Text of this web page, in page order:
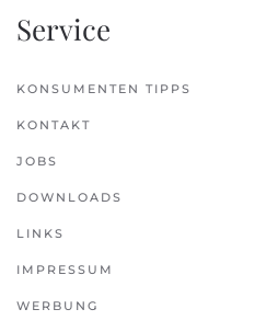
Service
KONSUMENTEN TIPPS
KONTAKT
JOBS
DOWNLOADS
LINKS
IMPRESSUM
WERBUNG